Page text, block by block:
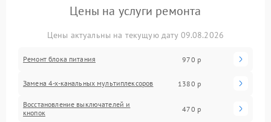
Цены на услуги ремонта
Цены актуальны на текущую дату 09.08.2026
Ремонт блока питания 970 р
Замена 4-х-канальных мультиплексоров 1380 р
Восстановление выключателей и
кнопок
470 р